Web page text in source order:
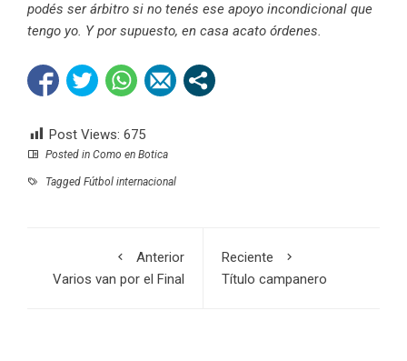
podés ser árbitro si no tenés ese apoyo incondicional que
tengo yo. Y por supuesto, en casa acato órdenes.
Post Views: 675
Posted in Como en Botica
Tagged Fútbol internacional
Anterior
Varios van por el Final
Reciente
Título campanero